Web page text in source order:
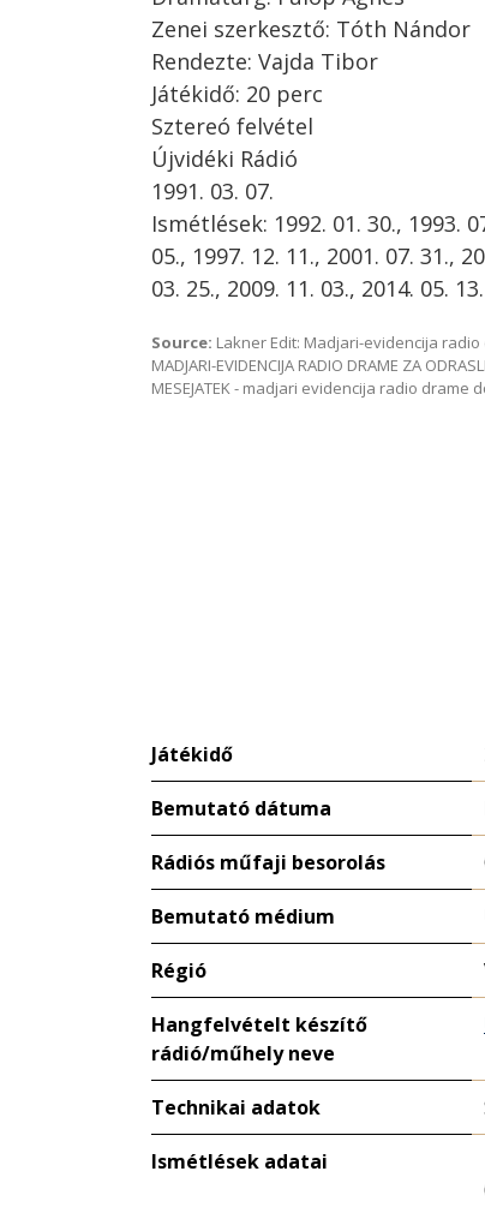
Zenei szerkesztő: Tóth Nándor
Rendezte: Vajda Tibor
Játékidő: 20 perc
Sztereó felvétel
Újvidéki Rádió
1991. 03. 07.
Ismétlések: 1992. 01. 30., 1993.
05., 1997. 12. 11., 2001. 07. 31.,
03. 25., 2009. 11. 03., 2014. 05. 13.
Source: Lakner Edit: Madjari-evidencija radio
MADJARI-EVIDENCIJA RADIO DRAME ZA
MESEJATEK - madjari evidencija radio drame
Játékidő
Bemutató dátuma
Rádiós műfaji besorolás
Bemutató médium
Régió
Hangfelvételt készítő
rádió/műhely neve
Technikai adatok
Ismétlések adatai